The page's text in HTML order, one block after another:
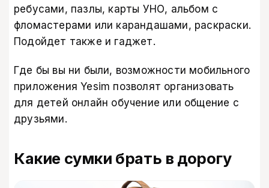
ребусами, пазлы, карты УНО, альбом с
фломастерами или карандашами, раскраски.
Подойдет также и гаджет.
Где бы вы ни были, возможности мобильного
приложения Yesim позволят организовать
для детей онлайн обучение или общение с
друзьями.
Какие сумки брать в дорогу